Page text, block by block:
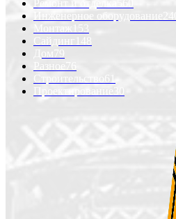
Ремонт и отделка
Инженерное оборудование
240
Монтаж
153
Сайдинг
148
Дом 79
Разное 76
Строительство
Проектирование